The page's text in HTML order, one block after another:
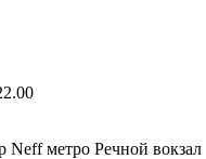
Neff метро Речной вокзал